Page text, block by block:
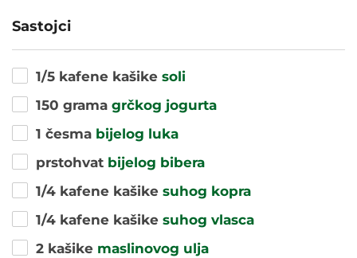
Sastojci
1/5 kafene kašike soli
150 grama grčkog jogurta
1 česma bijelog luka
prstohvat bijelog bibera
1/4 kafene kašike suhog kopra
1/4 kafene kašike suhog vlasca
2 kašike maslinovog ulja